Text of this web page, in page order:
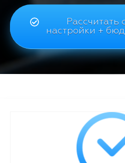
Рассчитать
настройки +